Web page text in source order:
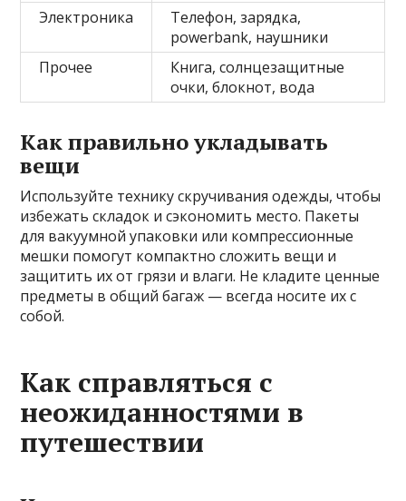
Электроника
Телефон, зарядка,
powerbank, наушники
Прочее
Книга, солнцезащитные
очки, блокнот, вода
Как правильно укладывать
вещи
Используйте технику скручивания одежды, чтобы
избежать складок и сэкономить место. Пакеты
для вакуумной упаковки или компрессионные
мешки помогут компактно сложить вещи и
защитить их от грязи и влаги. Не кладите ценные
предметы в общий багаж — всегда носите их с
собой.
Как справляться с
неожиданностями в
путешествии